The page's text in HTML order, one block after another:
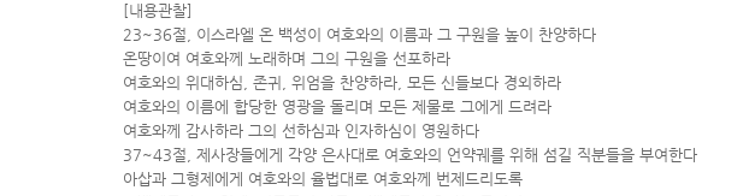
[내용관찰]
23~36절, 이스라엘 온 백성이 여호와의 이름과 그 구원을 높이 찬양하다
온땅이여 여호와께 노래하며 그의 구원을 선포하라
여호와의 위대하심, 존귀, 위엄을 찬양하라, 모든 신들보다 경외하라
여호와의 이름에 합당한 영광을 돌리며 모든 제물로 그에게 드려라
여호와께 감사하라 그의 선하심과 인자하심이 영원하다
37~43절, 제사장들에게 각양 은사대로 여호와의 언약궤를 위해 섬길 직분들을 부여한다
아삽과 그형제에게 여호와의 율법대로 여호와께 번제드리도록